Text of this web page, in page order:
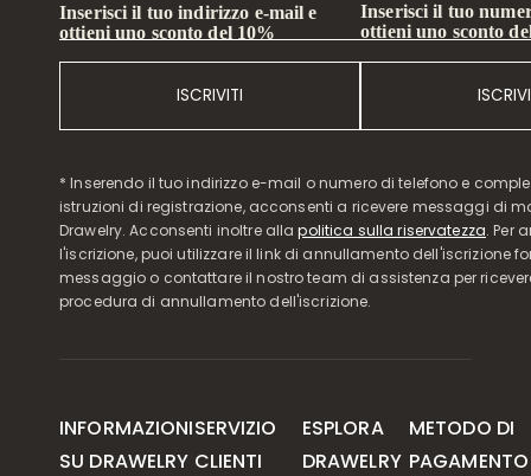
Inserisci il tuo indirizzo e-mail e
ottieni uno sconto del 10%
ISCRIVITI
Inserisci il tuo
ottieni uno sconto
* Inserendo il tuo indirizzo e-mail o numero di telefono e
istruzioni di registrazione, acconsenti a ricevere messaggi di
Drawelry. Acconsenti inoltre allapolitica sulla riservatezza. Per
l'iscrizione, puoi utilizzare il link di annullamento dell'iscrizione
messaggio o contattare il nostro team di assistenza per
procedura di annullamento dell'iscrizione.
INFORMAZIONI
SU DRAWELRY
SERVIZIO
CLIENTI
ESPLORA
DRAWELRY
METODO DI
PAGAMENTO